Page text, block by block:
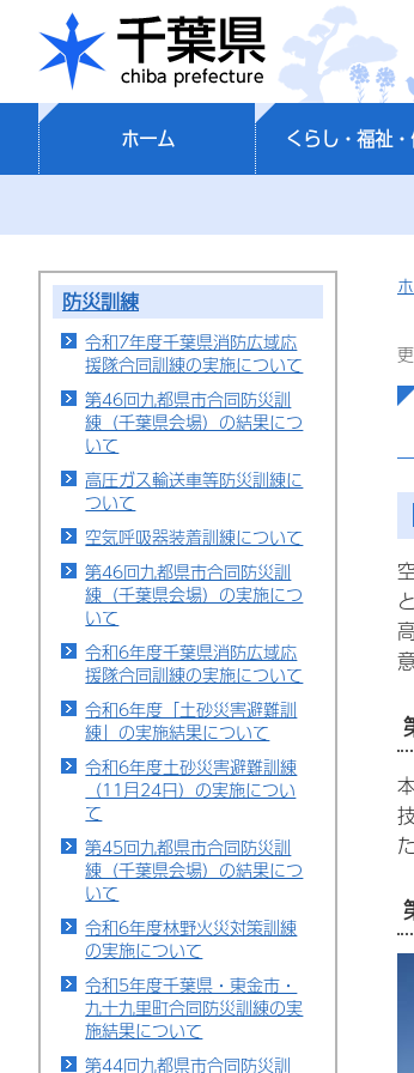
千葉県
ホーム くらし・福祉
防災訓練
令和7年度千葉県消防広域応
援隊合同訓練の実施について
第46回九都県市合同防災訓
練（千葉県会場）の結果につ
いて
高圧ガス輸送車等防災訓練に
ついて
空気呼吸器装着訓練について
第46回九都県市合同防災訓
練（千葉県会場）の実施につ
いて
令和6年度千葉県消防広域応
援隊合同訓練の実施について
令和6年度「土砂災害避難訓
練」の実施結果について
令和6年度土砂災害避難訓練
（11月24日）の実施につい
て
第45回九都県市合同防災訓
練（千葉県会場）の結果につ
いて
令和6年度林野火災対策訓練
の実施について
令和5年度千葉県・東金市・
九十九里町合同防災訓練の実
施結果について
第44回九都県市合同防災訓